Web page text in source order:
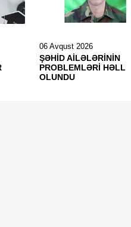
06 Avqust 2026
ŞƏHİD AİLƏLƏRİNİN
PROBLEMLƏRİ HƏLL
OLUNDU